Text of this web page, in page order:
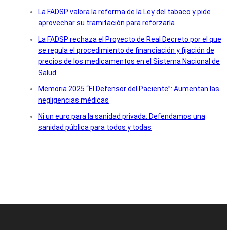
La FADSP valora la reforma de la Ley del tabaco y pide
aprovechar su tramitación para reforzarla
La FADSP rechaza el Proyecto de Real Decreto por el que
se regula el procedimiento de financiación y fijación de
precios de los medicamentos en el Sistema Nacional de
Salud.
Memoria 2025 “El Defensor del Paciente”: Aumentan las
negligencias médicas
Ni un euro para la sanidad privada: Defendamos una
sanidad pública para todos y todas